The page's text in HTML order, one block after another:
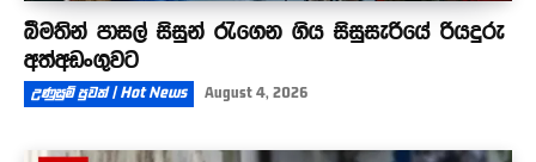
බීමතින් පාසල් සිසුන් රැගෙන ගිය සිසුසැරියේ රියදුරු
අත්අඩංගුවට
උණුසුම් පුවත් | Hot News August 4, 2026